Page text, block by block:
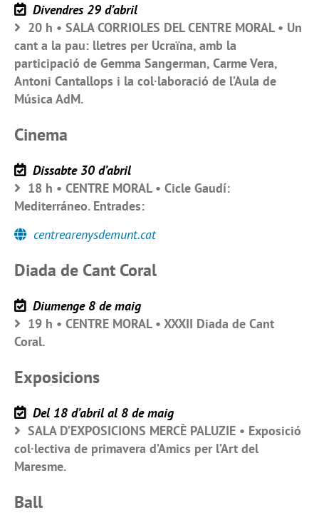
Divendres 29 d’abril
20 h • SALA CORRIOLES DEL CENTRE MORAL • Un
cant a la pau: lletres per Ucraïna, amb la
participació de Gemma Sangerman, Carme Vera,
Antoni Cantallops i la col·laboració de l’Aula de
Música AdM.
Cinema
Dissabte 30 d’abril
18 h • CENTRE MORAL • Cicle Gaudí:
Mediterráneo. Entrades:
centrearenysdemunt.cat
Diada de Cant Coral
Diumenge 8 de maig
19 h • CENTRE MORAL • XXXII Diada de Cant
Coral.
Exposicions
Del 18 d’abril al 8 de maig
SALA D’EXPOSICIONS MERCÈ PALUZIE • Exposició
col·lectiva de primavera d’Amics per l’Art del
Maresme.
Ball